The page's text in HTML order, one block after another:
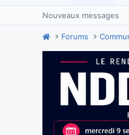
Nouveaux messages
Forums